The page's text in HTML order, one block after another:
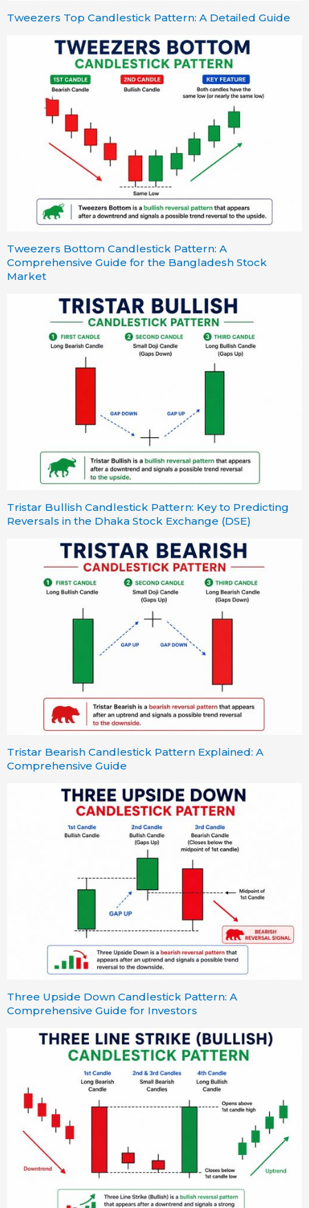
Tweezers Top Candlestick Pattern: A Detailed Guide
Tweezers Bottom Candlestick Pattern: A
Comprehensive Guide for the Bangladesh Stock
Market
Tristar Bullish Candlestick Pattern: Key to Predicting
Reversals in the Dhaka Stock Exchange (DSE)
Tristar Bearish Candlestick Pattern Explained: A
Comprehensive Guide
Three Upside Down Candlestick Pattern: A
Comprehensive Guide for Investors